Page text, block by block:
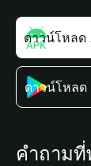
ดาวน์โหลด
ดาวน์โหลด
คำถาม